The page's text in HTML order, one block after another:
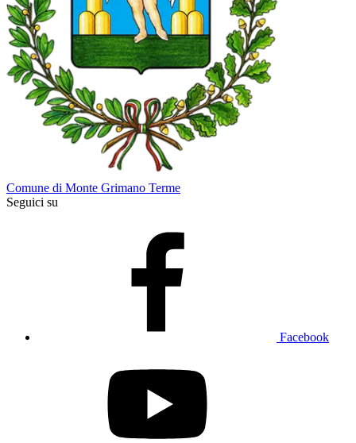
Comune di Monte Grimano Terme
Seguici su
Facebook